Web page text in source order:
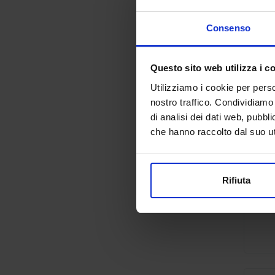
Consenso
Questo sito web utilizza i
Utilizziamo i cookie per
nostro traffico.
di analisi dei dati web,
che hanno raccolto dal suo
Rifiuta